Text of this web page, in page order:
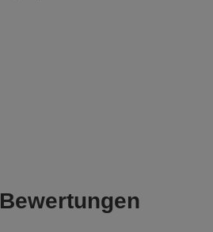
Bewertungen